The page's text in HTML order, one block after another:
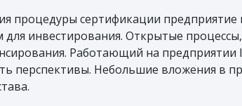
процедуры сертификации предприятие
для инвестирования. Открытые
Работающий на предприятии
перспективы. Небольшие вложения в